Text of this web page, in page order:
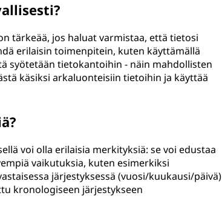
tärkeää, jos haluat varmistaa, että tietosi
erilaisin toimenpitein, kuten käyttämällä
syötetään tietokantoihin - näin mahdollisten
käsiksi arkaluonteisiin tietoihin ja käyttää
voi olla erilaisia merkityksiä: se voi edustaa
vaikutuksia, kuten esimerkiksi
järjestyksessä (vuosi/kuukausi/päivä)
kronologiseen järjestykseen